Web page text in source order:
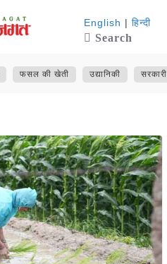
English | हिन्दी
Search
फसल की खेती उद्यानिकी